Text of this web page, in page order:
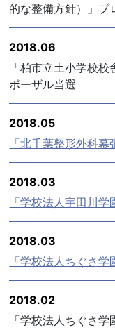
的な整備方針）」プ
2018.06
「柏市立土小学校
ポーザル当選
2018.05
「北千葉整形外科幕
2018.03
「学校法人宇田川
2018.03
「学校法人ちぐさ
2018.02
「学校法人ちぐさ